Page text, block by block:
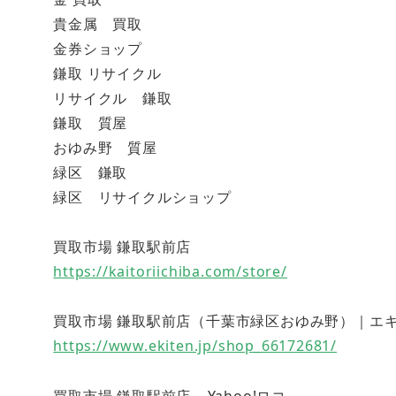
貴金属 買取
金券ショップ
鎌取 リサイクル
リサイクル 鎌取
鎌取 質屋
おゆみ野 質屋
緑区 鎌取
緑区 リサイクルショップ
買取市場 鎌取駅前店
https://kaitoriichiba.com/store/
買取市場 鎌取駅前店（千葉市緑区おゆみ野）｜
https://www.ekiten.jp/shop_66172681/